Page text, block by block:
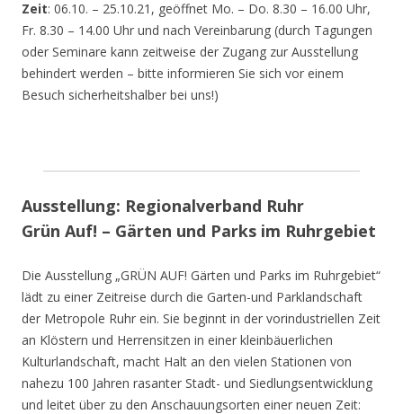
Zeit: 06.10. – 25.10.21, geöffnet Mo. – Do. 8.30 – 16.00 Uhr,
Fr. 8.30 – 14.00 Uhr und nach Vereinbarung (durch Tagungen
oder Seminare kann zeitweise der Zugang zur Ausstellung
behindert werden – bitte informieren Sie sich vor einem
Besuch sicherheitshalber bei uns!)
Ausstellung: Regionalverband Ruhr
Grün Auf! – Gärten und Parks im Ruhrgebiet
Die Ausstellung „GRÜN AUF! Gärten und Parks im Ruhrgebiet“
lädt zu einer Zeitreise durch die Garten-und Parklandschaft
der Metropole Ruhr ein. Sie beginnt in der vorindustriellen Zeit
an Klöstern und Herrensitzen in einer kleinbäuerlichen
Kulturlandschaft, macht Halt an den vielen Stationen von
nahezu 100 Jahren rasanter Stadt- und Siedlungsentwicklung
und leitet über zu den Anschauungsorten einer neuen Zeit: